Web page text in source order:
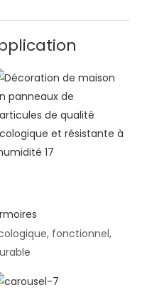
fonctionnel,